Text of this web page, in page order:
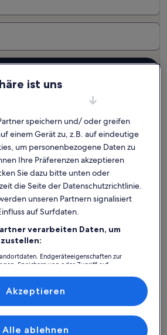
Ferienunterkünfte in Strandnähe in Lübeck
am Strand
Ferienhaus auf dem
Weitere
ist uns
speichern und/ oder greifen
einem Gerät zu, z.B. auf eindeutige
um personenbezogene Daten zu
Ihre Präferenzen akzeptieren
Sie dazu bitte unten oder
die Seite der Datenschutzrichtlinie.
unseren Partnern signalisiert
auf Surfdaten.
verarbeiten Daten, um
Endgeräteeigenschaften zur
Speichern von oder Zugriff auf
und der Performance von Inhalten,
Entwicklung und Verbesserung von
Alle ablehnen
Akzeptieren